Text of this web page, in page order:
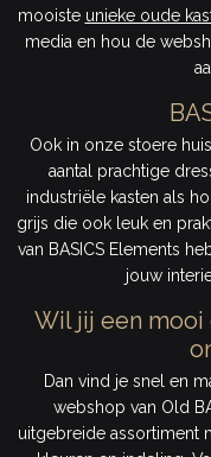
mooiste unieke oude
media en hou de
Ook in onze stoere
aantal prachtige
industriële kasten als
grijs die ook leuk en
van BASICS Elements
jouw
Wil jij een
Dan vind je snel en
webshop van Old
uitgebreide assortiment